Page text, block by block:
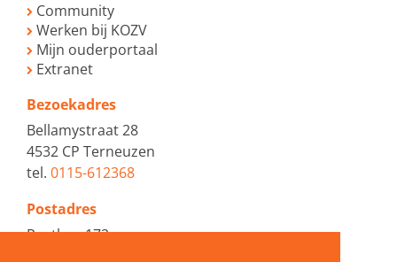
Community
Werken bij KOZV
Mijn ouderportaal
Extranet
Bezoekadres
Bellamystraat 28
4532 CP Terneuzen
tel. 0115-612368
Postadres
Postbus 172